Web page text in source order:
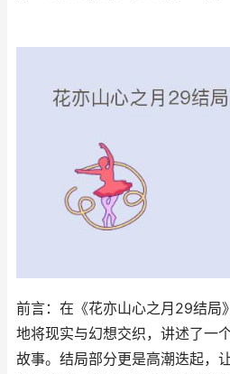
前言：在《花亦山心之月29结局
地将现实与幻想交织，讲述了一
故事。结局部分更是高潮迭起，